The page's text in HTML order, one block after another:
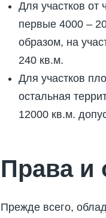
Для участков от
первые 4000 –
образом, на
240 кв.м.
Для участков
остальная
12000 кв.м.
Права и
Прежде всего,